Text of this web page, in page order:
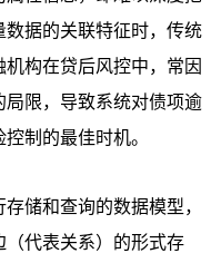
据的关联特征时，传统
构在贷后风控中，常因
限，导致系统对债项逾
制的最佳时机。
储和查询的数据模型，
代表关系）的形式存